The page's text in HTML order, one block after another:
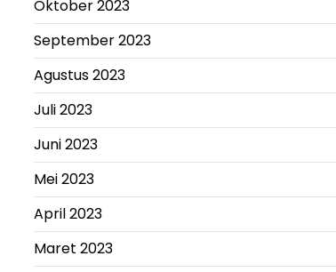
Oktober 2023
September 2023
Agustus 2023
Juli 2023
Juni 2023
Mei 2023
April 2023
Maret 2023